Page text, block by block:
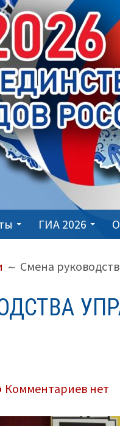
ГИА 2026
Смена
Комментариевк
нет